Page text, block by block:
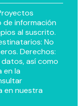
de información
al suscrito.
No
Derechos:
así como
en la
en nuestra